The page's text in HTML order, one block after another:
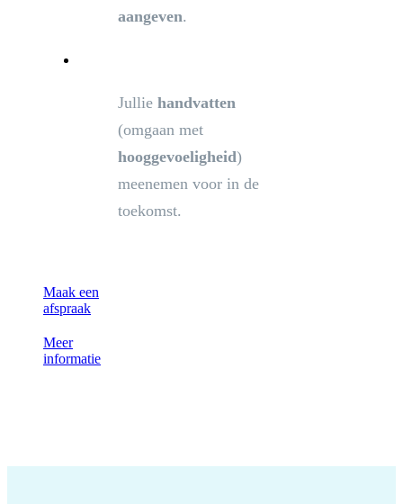
aangeven.
Jullie handvatten
(omgaan met
hooggevoeligheid)
meenemen voor in de
toekomst.
Maak een
afspraak
Meer
informatie